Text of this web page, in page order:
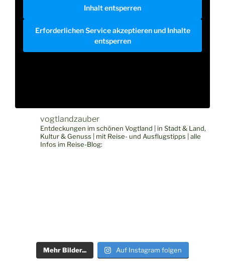
Inhalt entsperren
Erforderlichen Service akzeptieren und Inhalte
entsperren
vogtlandzauber
Entdeckungen im schönen Vogtland | in Stadt & Land,
Kultur & Genuss | mit Reise- und Ausflugstipps | alle
Infos im Reise-Blog:
Mehr Bilder... Auf Instagram folgen